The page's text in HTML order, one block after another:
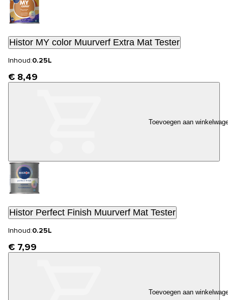
Histor MY color Muurverf Extra Mat Tester
Inhoud:0.25L
€ 8,49
Toevoegen aan
Histor Perfect Finish Muurverf Mat Tester
Inhoud:0.25L
€ 7,99
Toevoegen aan